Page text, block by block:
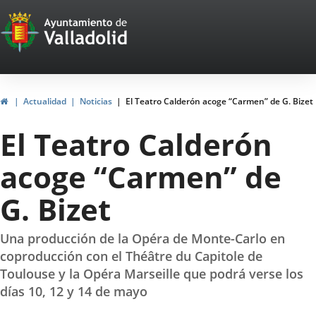
Portal
Web
del
Ayuntamiento
de
Valladolid
InicioActualidad Noticias El Teatro Calderón acoge “Carmen” de G. Bizet
El Teatro Calderón
acoge “Carmen” de
G. Bizet
Una producción de la Opéra de Monte-Carlo en
coproducción con el Théâtre du Capitole de
Toulouse y la Opéra Marseille que podrá verse los
días 10, 12 y 14 de mayo